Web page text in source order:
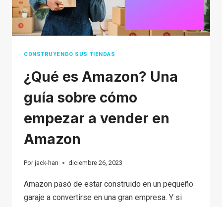
CONSTRUYENDO SUS TIENDAS
¿Qué es Amazon? Una
guía sobre cómo
empezar a vender en
Amazon
Por jack-han diciembre 26, 2023
Amazon pasó de estar construido en un pequeño
garaje a convertirse en una gran empresa. Y si